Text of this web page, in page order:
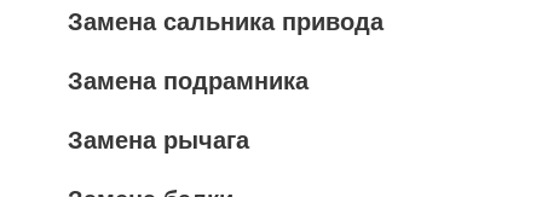
Замена сальника привода
Замена подрамника
Замена рычага